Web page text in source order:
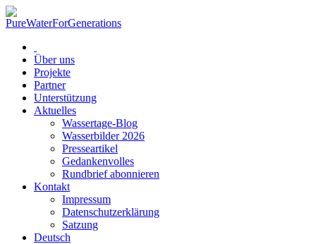
Über uns
Projekte
Partner
Unterstützung
Aktuelles
Wassertage-Blog
Wasserbilder 2026
Presseartikel
Gedankenvolles
Rundbrief abonnieren
Kontakt
Impressum
Datenschutzerklärung
Satzung
Deutsch